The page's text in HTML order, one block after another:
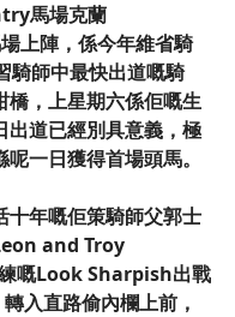
馬場克蘭
上陣，係今年維省騎
騎師中最快出道嘅騎
橋，上星期六係佢嘅生
出道已經別具意義，極
一日獲得首場頭馬。
十年嘅佢策騎師父郭士
and Troy
嘅Look Sharpish出戰
入直路偷內欄上前，